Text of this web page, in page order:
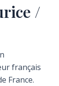
/
français
France.